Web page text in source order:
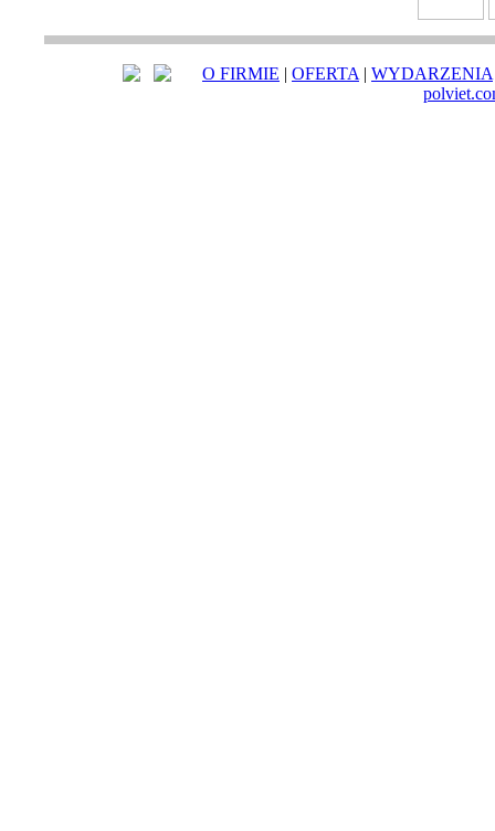
O FIRMIE | OFERTA | WYDARZENIA